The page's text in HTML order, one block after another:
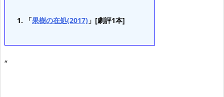
「果樹の在処(2017) 」[劇評1本]
“